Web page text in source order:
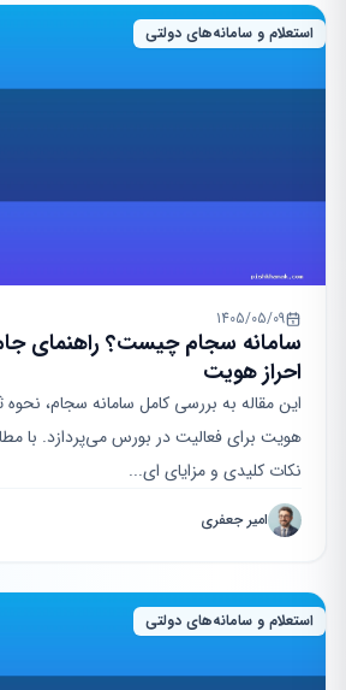
استعلام و سامانه‌های دولتی
1405/05/09
سامانه سجام چیست؟ راهنمای
احراز هویت
این مقاله به بررسی کامل سامانه سجام، نحوه
هویت برای فعالیت در بورس می‌پردازد. با
نکات کلیدی و مزایای ای...
امیر جعفری
استعلام و سامانه‌های دولتی